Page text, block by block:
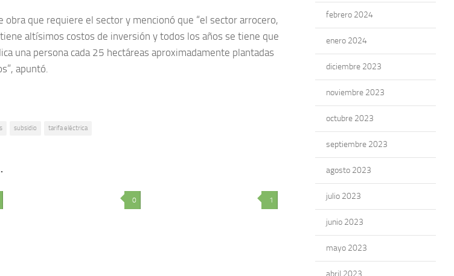
obra que requiere el sector y mencionó que “el sector arrocero,
altísimos costos de inversión y todos los años se tiene que
una persona cada 25 hectáreas aproximadamente plantadas
apuntó.
subsidio tarifa eléctrica
0 1
febrero 2024
enero 2024
diciembre 2023
noviembre 2023
octubre 2023
septiembre 2023
agosto 2023
julio 2023
junio 2023
mayo 2023
abril 2023